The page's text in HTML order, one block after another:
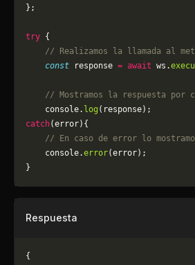
};
try {
// Realizamos la llamada al
    const
response = await ws.
// Mostramos la respuesta por
    console.
log (response);
catch(error){
// En caso de error lo
	console.
error(error);
}
Respuesta
{